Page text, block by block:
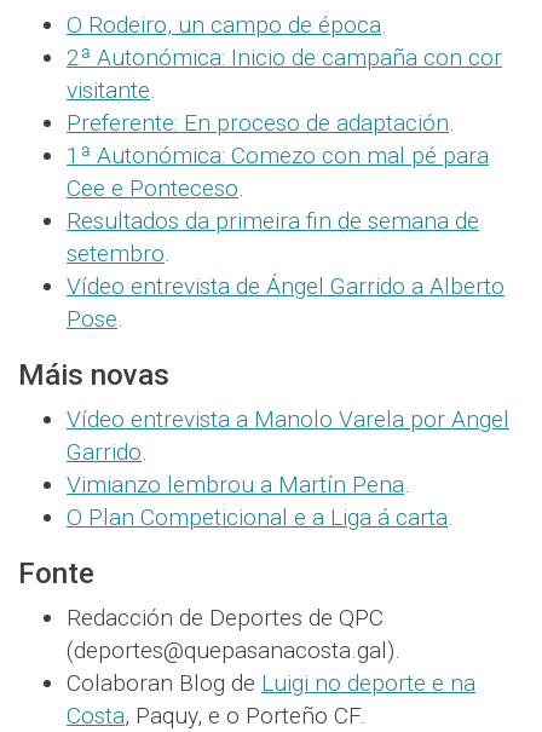
O Rodeiro, un campo de época.
2ª Autonómica: Inicio de campaña con cor
visitante.
Preferente: En proceso de adaptación.
1ª Autonómica: Comezo con mal pé para
Cee e Ponteceso.
Resultados da primeira fin de semana de
setembro.
Vídeo entrevista de Ángel Garrido a Alberto
Pose.
Máis novas
Vídeo entrevista a Manolo Varela por Angel
Garrido.
Vimianzo lembrou a Martín Pena.
O Plan Competicional e a Liga á carta.
Fonte
Redacción de Deportes de QPC
(deportes@quepasanacosta.gal).
Colaboran Blog de Luigi no deporte e na
Costa, Paquy, e o Porteño CF.